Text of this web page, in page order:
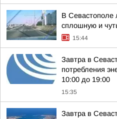
В Севастополе
сплошную и
15:44
Завтра в
потребления
10:00 до 19:00
15:35
Завтра в